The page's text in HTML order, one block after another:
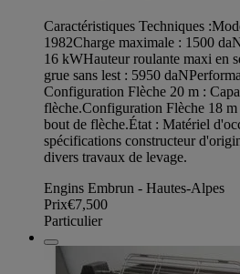
Caractéristiques Techniques :
1982 ​Charge maximale : 1500
16 kW ​Hauteur roulante maxi en
grue sans lest : 5950 daN
Configuration Flèche 20 m :
flèche. ​Configuration Flèche 18
bout de flèche. ​État : Matériel
spécifications constructeur
divers travaux de levage.
Engins Embrun - Hautes-Alpes
Prix€7,500
Particulier